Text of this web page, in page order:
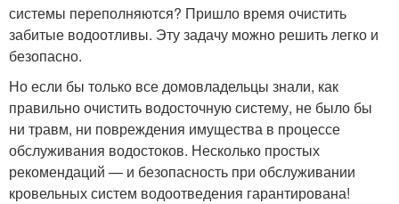
системы переполняются? Пришло время очистить
забитые водоотливы. Эту задачу можно решить легко и
безопасно.
Но если бы только все домовладельцы знали, как
правильно очистить водосточную систему, не было бы
ни травм, ни повреждения имущества в процессе
обслуживания водостоков. Несколько простых
рекомендаций — и безопасность при обслуживании
кровельных систем водоотведения гарантирована!